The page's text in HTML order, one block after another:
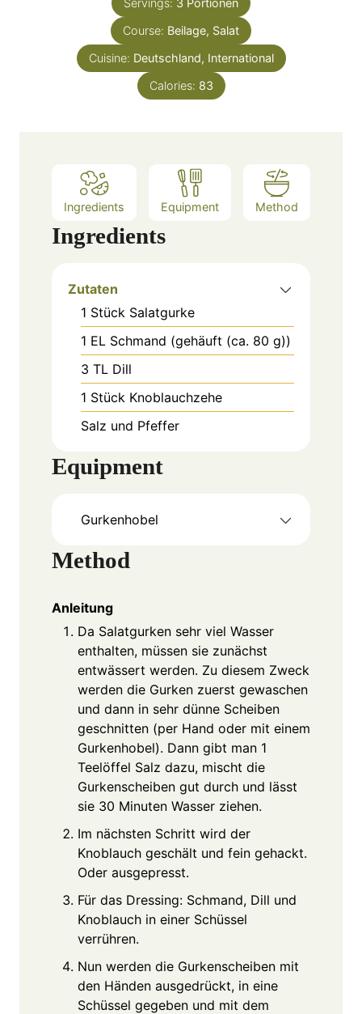
s
u
t
e
Course: Beilage, Salat
Cuisine: Deutschland, International
Calories: 83
Ingredients Equipment Method
Ingredients
Zutaten
1 Stück Salatgurke
1 EL Schmand (gehäuft (ca. 80 g))
3 TL Dill
1 Stück Knoblauchzehe
Salz und Pfeffer
Equipment
Gurkenhobel
Method
Anleitung
Da Salatgurken sehr viel Wasser
enthalten, müssen sie zunächst
entwässert werden. Zu diesem Zweck
werden die Gurken zuerst gewaschen
und dann in sehr dünne Scheiben
geschnitten (per Hand oder mit einem
Gurkenhobel). Dann gibt man 1
Teelöffel Salz dazu, mischt die
Gurkenscheiben gut durch und lässt
sie 30 Minuten Wasser ziehen.
Im nächsten Schritt wird der
Knoblauch geschält und fein gehackt.
Oder ausgepresst.
Für das Dressing: Schmand, Dill und
Knoblauch in einer Schüssel
verrühren.
Nun werden die Gurkenscheiben mit
den Händen ausgedrückt, in eine
Schüssel gegeben und mit dem